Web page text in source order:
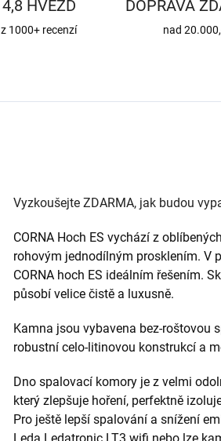
4,8 HVĚZD
z 1000+ recenzí
DOPRAVA
nad
Vyzkoušejte ZDARMA, jak budou
CORNA Hoch ES vychází z
rohovým jednodílným prosklením. V
CORNA hoch ES ideálním řešením.
působí velice čistě a luxusně.
Kamna jsou vybavena bez-roštovou
robustní celo-litinovou konstrukcí a
Dno spalovací komory je z velmi
který zlepšuje hoření, perfektně
Pro ještě lepší spalování a snížení